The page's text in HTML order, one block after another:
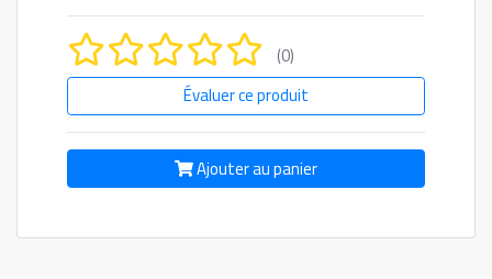
(0)
Évaluer ce produit
Ajouter au panier